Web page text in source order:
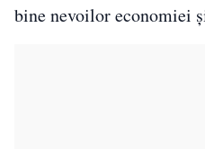
bine nevoilor economiei